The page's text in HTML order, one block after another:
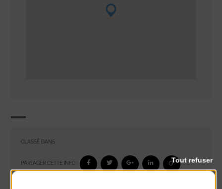
CLASSÉ DANS :
PARTAGER CETTE INFO : Tout refuser